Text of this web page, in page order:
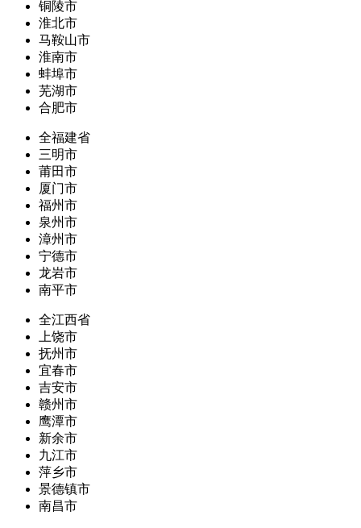
铜陵市
淮北市
马鞍山市
淮南市
蚌埠市
芜湖市
合肥市
全福建省
三明市
莆田市
厦门市
福州市
泉州市
漳州市
宁德市
龙岩市
南平市
全江西省
上饶市
抚州市
宜春市
吉安市
赣州市
鹰潭市
新余市
九江市
萍乡市
景德镇市
南昌市